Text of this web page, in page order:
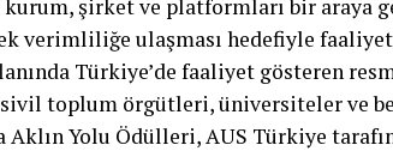
şirket ve platformları bir araya
verimliliğe ulaşması hedefiyle
Türkiye’de faaliyet gösteren
toplum örgütleri, üniversiteler ve
Yolu Ödülleri, AUS Türkiye